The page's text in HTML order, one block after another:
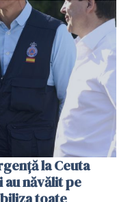
la Ceuta
năvălit pe